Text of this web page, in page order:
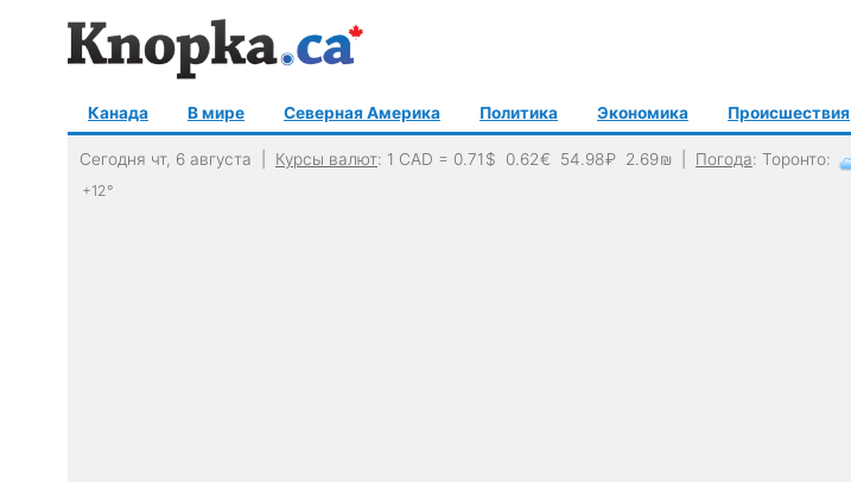
Канада В мире Северная Америка Политика Экономика Происшествия
Сегодня чт, 6 августа | Курсы валют: 1 CAD = 0.71 $ 0.62€ 54.98₽ 2.69₪ Погода: Торонто:
+12°